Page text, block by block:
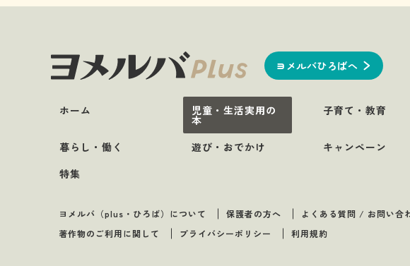
ヨメルバひろばへ
ホーム 児童・生活実用の
本
子育て・教育
暮らし・働く 遊び・おでかけ
キャンペーン
特集
ヨメルバ（plus・ひろば）について 保護者の方へ
よくある質問 / お問い合
著作物のご利用に関して
プライバシーポリシー 利用規約